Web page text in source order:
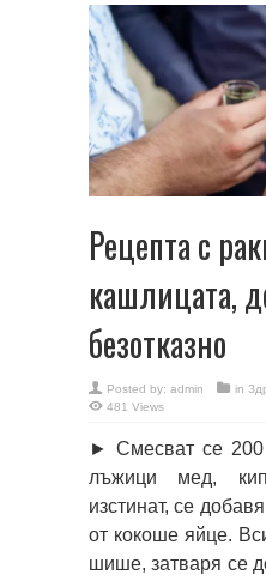
Рецепта с
кашлицата,
безотказно
Posted by: admin in
481 Views
► Смесват се 200
лъжици мед,
изстинат, се
от кокоше яйце.
шише, затваря се